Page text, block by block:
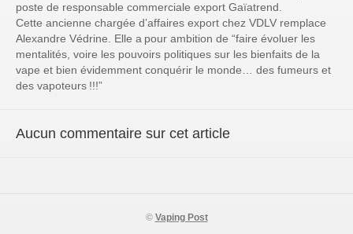
poste de responsable commerciale export Gaïatrend.
Cette ancienne chargée d’affaires export chez VDLV remplace
Alexandre Védrine. Elle a pour ambition de “faire évoluer les
mentalités, voire les pouvoirs politiques sur les bienfaits de la
vape et bien évidemment conquérir le monde… des fumeurs et
des vapoteurs !!!”
Aucun commentaire sur cet article
© Vaping Post